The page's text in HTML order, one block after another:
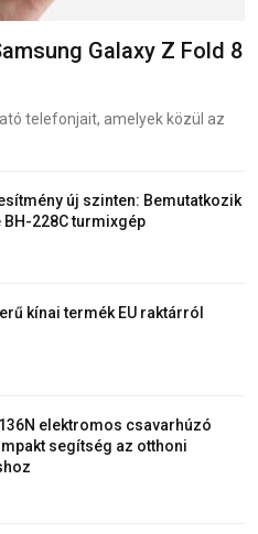
Galaxy Z Fold 8
telefonjait, amelyek közül az
új szinten: Bemutatkozik
BH-228C turmixgép
kínai termék EU raktárról
elektromos csavarhúzó
segítség az otthoni